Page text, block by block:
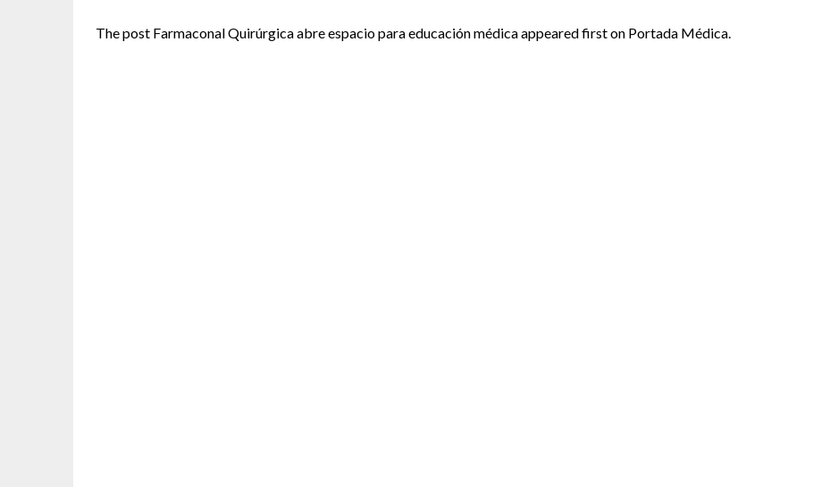
The post Farmaconal Quirúrgica abre espacio para educación médica appeared first on Portada Médica.